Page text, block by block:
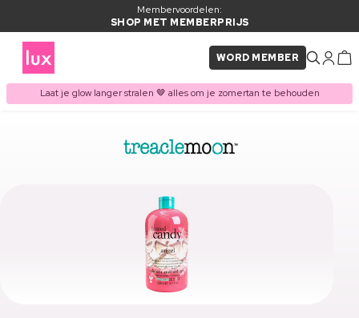
Membervoordelen:
SHOP MET MEMBERPRIJS
WORD MEMBER
Laat je glow langer stralen 🤎 alles om je zomertan te behouden